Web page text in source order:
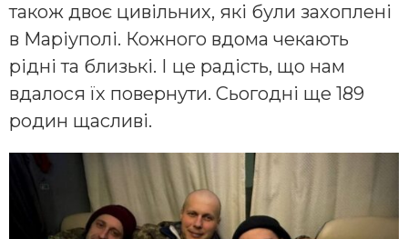
також двоє цивільних, які були захоплені
в Маріуполі. Кожного вдома чекають
рідні та близькі. І це радість, що нам
вдалося їх повернути. Сьогодні ще 189
родин щасливі.